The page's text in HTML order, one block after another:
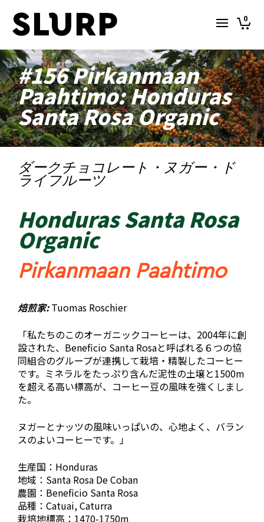
0
#156 Pirkanmaan
Paahtimo: Honduras
Santa Rosa Organic
ダークチョコレート・ヌガー・ド
ライフルーツ
Honduras Santa Rosa
Organic
Pirkanmaan Paahtimo
焙煎家:Tuomas Roschier
「私たちのこのオーガニックコーヒーは、2004年に創
設された、Beneficio Santa Rosaと呼ばれる６つの協
同組合のグループが連携して栽培・精製したコーヒー
です。ミネラルをたっぷり含んだ泥性の土壌と1500m
を超える高い標高が、コーヒー豆の風味を強くしまし
た。
ヌガーとナッツの風味いっぱいの、心地よく、バラン
スのよいコーヒーです。」
生産国：Honduras
地域：Santa Rosa De Coban
農園：Beneficio Santa Rosa
品種：Catuai, Caturra
栽培地標高：1470-1750m